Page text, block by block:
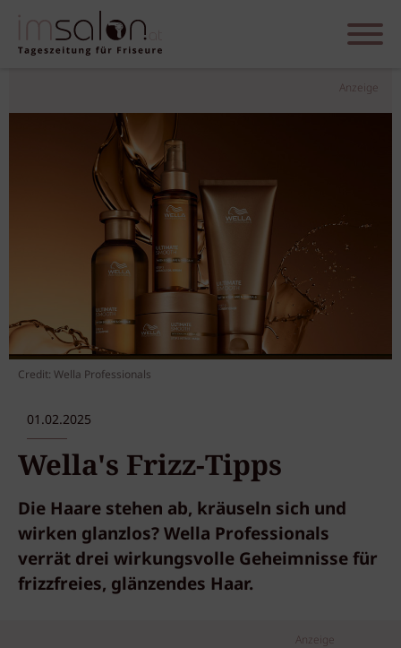
Anzeige
Credit: Wella Professionals
01.02.2025
Wella's Frizz-Tipps
Die Haare stehen ab, kräuseln sich und
wirken glanzlos? Wella Professionals
verrät drei wirkungsvolle Geheimnisse für
frizzfreies, glänzendes Haar.
Anzeige